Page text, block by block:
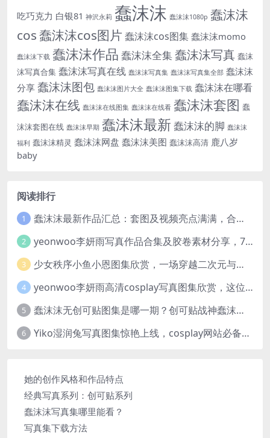
吃巧克力 白银81 神沢永莉 蠢沫沫 蠢沫沫1080p 蠢沫沫
cos蠢沫沫cos图片 蠢沫沫cos图集 蠢沫沫momo
蠢沫沫下载 蠢沫沫作品 蠢沫沫全集蠢沫沫写真 蠢沫
沫写真合集 蠢沫沫写真在线 蠢沫沫写真集 蠢沫沫写真集全部 蠢沫沫
分享 蠢沫沫图包 蠢沫沫图片大全 蠢沫沫图集下载 蠢沫沫在哪看
蠢沫沫在线 蠢沫沫在线图集 蠢沫沫在线看 蠢沫沫套图 蠢
沫沫套图在线 蠢沫沫早期 蠢沫沫最新 蠢沫沫的脚 蠢沫沫
福利 蠢沫沫精灵 蠢沫沫网盘 蠢沫沫美图 蠢沫沫高清 鹿八岁
baby
阅读排行
1 蠢沫沫最新作品汇总：套图及视频亮点满满，合集一次看够
2 yeonwoo李妍雨写真作品合集及胶卷素材分享，7套牛奶胶卷完整版高清图片
3 少女秩序小鱼小恩图集欣赏，一场穿越二次元与现实的视觉盛宴
4 yeonwoo李妍雨高清cosplay写真图集欣赏，这位女神太美了
5 蠢沫沫无创可贴图集是哪一期？创可贴战神蠢沫沫合集欣赏
6 Yiko湿润兔写真图集惊艳上线，cosplay网站必备作品推荐
她的创作风格和作品特点
经典写真系列：创可贴系列
蠢沫沫写真集哪里能看？
写真集下载方法